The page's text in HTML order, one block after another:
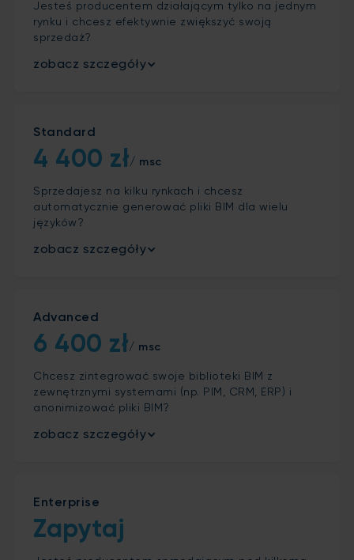
Jesteś producentem działającym tylko na jednym
rynku i chcesz efektywnie zwiększyć swoją
sprzedaż?
zobacz szczegóły
Standard
4 400 zł/ msc
Sprzedajesz na kilku rynkach i chcesz
automatycznie generować pliki BIM dla wielu
języków?
zobacz szczegóły
Advanced
6 400 zł/ msc
Chcesz zintegrować swoje biblioteki BIM z
zewnętrznymi systemami (np. PIM, CRM, ERP) i
anonimizować pliki BIM?
zobacz szczegóły
Enterprise
Zapytaj